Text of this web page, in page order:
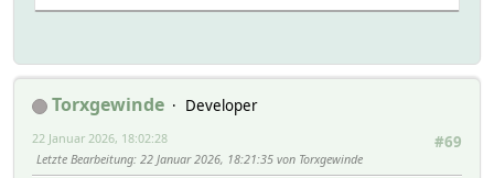
if ($actions ne "") {
HttpUtils_NonblockingGet($param);
sub ntfyBat {
Torxgewinde
Developer
#69
22 Januar 2026, 18:02:28
Letzte Bearbeitung: 22 Januar 2026, 18:21:35 von Torxgewinde